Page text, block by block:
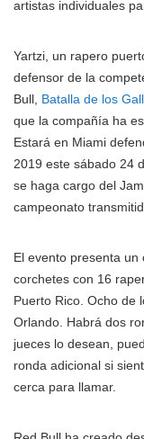
artistas individuales
Yartzi, un rapero
defensor de la
Bull, Batalla de los
que la compañía ha
Estará en Miami
2019 este sábado 24
se haga cargo del
campeonato
El evento presenta
corchetes con 16
Puerto Rico. Ocho de
Orlando. Habrá dos
jueces lo desean,
ronda adicional si
cerca para llamar.